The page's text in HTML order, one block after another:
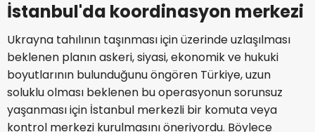
İstanbul'da koordinasyon merkezi
Ukrayna tahılının taşınması için üzerinde uzlaşılması
beklenen planın askeri, siyasi, ekonomik ve hukuki
boyutlarının bulunduğunu öngören Türkiye, uzun
soluklu olması beklenen bu operasyonun sorunsuz
yaşanması için İstanbul merkezli bir komuta veya
kontrol merkezi kurulmasını öneriyordu. Böylece